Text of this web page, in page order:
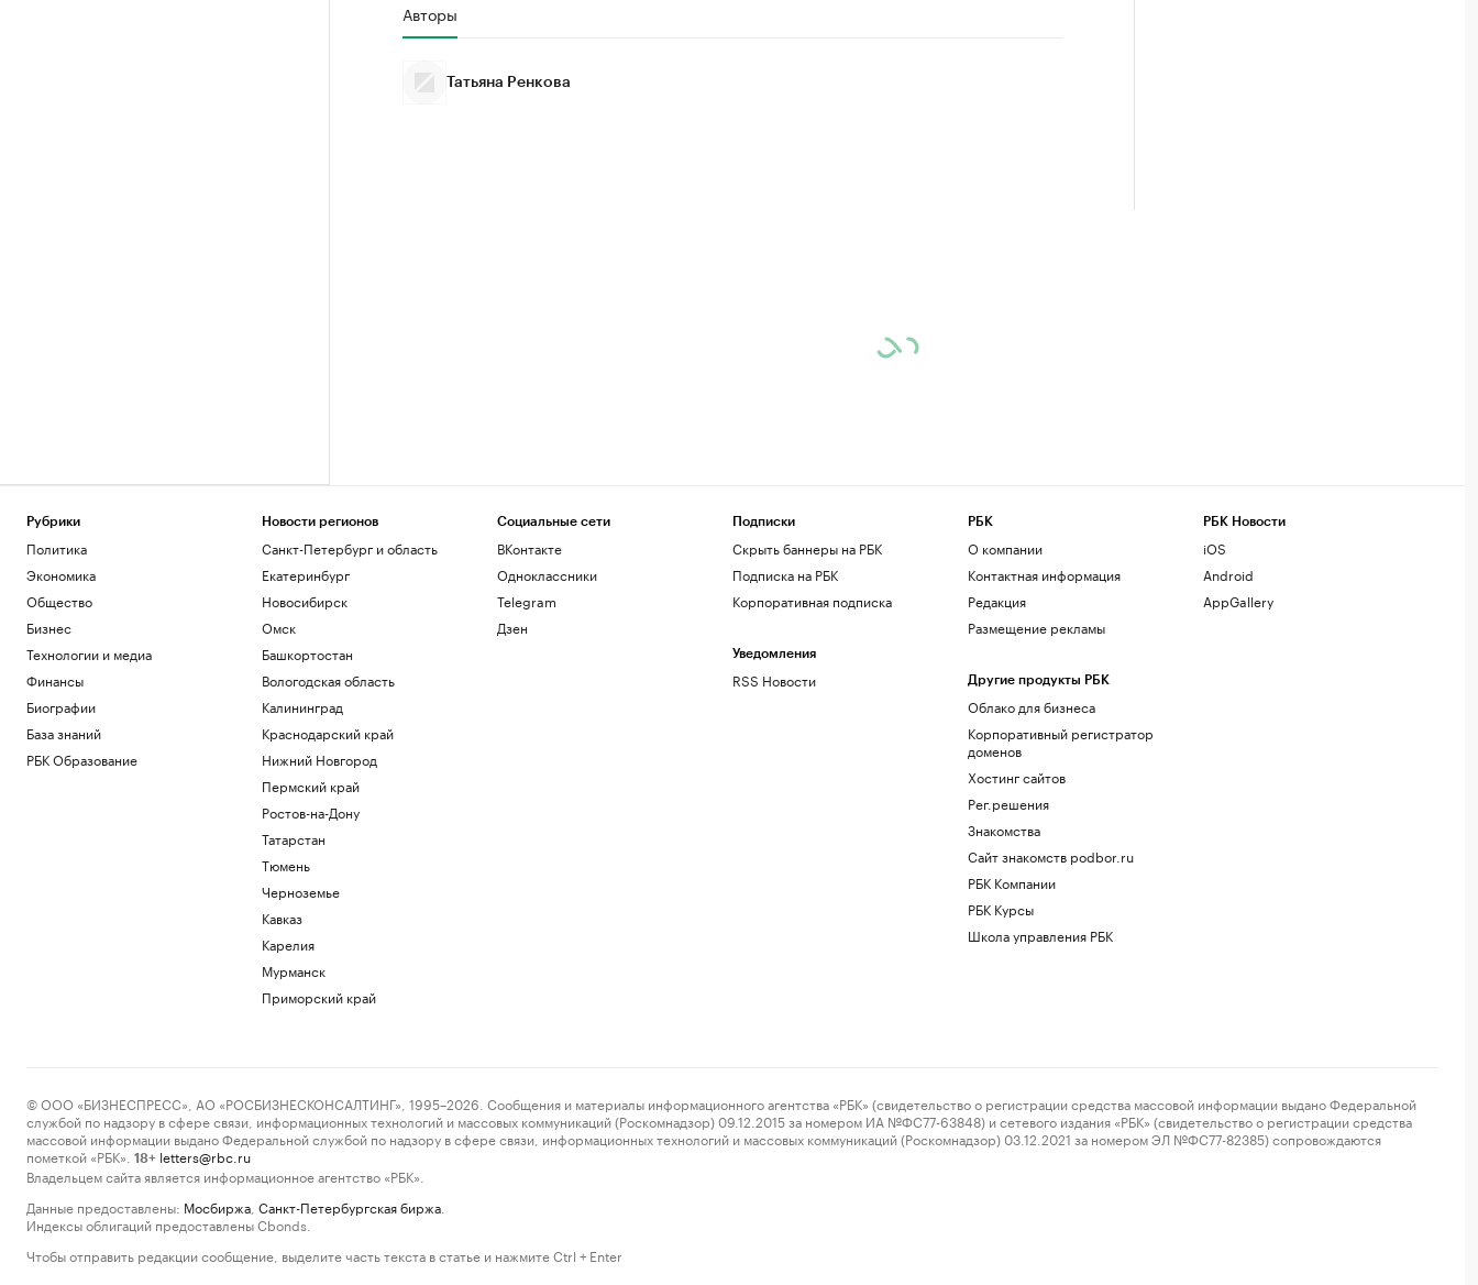
Авторы
Татьяна Ренкова
Рубрики
Политика
Экономика
Общество
Бизнес
Технологии и медиа
Финансы
Биографии
База знаний
РБК Образование
Новости регионов
Санкт-Петербург и область
Екатеринбург
Новосибирск
Омск
Башкортостан
Вологодская область
Калининград
Краснодарский край
Нижний Новгород
Пермский край
Ростов-на-Дону
Татарстан
Тюмень
Черноземье
Кавказ
Карелия
Мурманск
Приморский край
Социальные сети
ВКонтакте
Одноклассники
Telegram
Дзен
Подписки
Скрыть баннеры на РБК
Подписка на РБК
Корпоративная подписка
Уведомления
RSS Новости
РБК
О компании
Контактная информация
Редакция
Размещение рекламы
Другие продукты РБК
Облако для бизнеса
Корпоративный регистратор
доменов
Хостинг сайтов
Рег.решения
Знакомства
Сайт знакомств podbor.ru
РБК Компании
РБК Курсы
Школа управления РБК
РБК Новости
iOS
Android
AppGallery
© ООО «БИЗНЕСПРЕСС», АО «РОСБИЗНЕСКОНСАЛТИНГ», 1995–2026. Сообщения и материалы информационного агентства «РБК» (свидетельство о регистрации средства массовой информации выдано Федеральной
службой по надзору в сфере связи, информационных технологий и массовых коммуникаций (Роскомнадзор) 09.12.2015 за номером ИА №ФС77-63848) и сетевого издания «РБК» (свидетельство о регистрации средства
массовой информации выдано Федеральной службой по надзору в сфере связи, информационных технологий и массовых коммуникаций (Роскомнадзор) 03.12.2021 за номером ЭЛ №ФС77-82385) сопровождаются
пометкой «РБК».
18+ letters@rbc.ru
Владельцем сайта является информационное агентство «РБК».
Данные предоставлены: Мосбиржа Санкт-Петербургская биржа
Индексы облигаций предоставлены Cbonds.
Чтобы отправить редакции сообщение, выделите часть текста в статье и нажмите Ctrl + Enter